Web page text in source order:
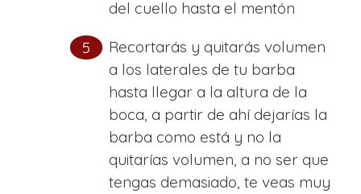
del cuello hasta el mentón
Recortarás y quitarás volumen
a los laterales de tu barba
hasta llegar a la altura de la
boca, a partir de ahí dejarías la
barba como está y no la
quitarías volumen, a no ser que
tengas demasiado, te veas muy